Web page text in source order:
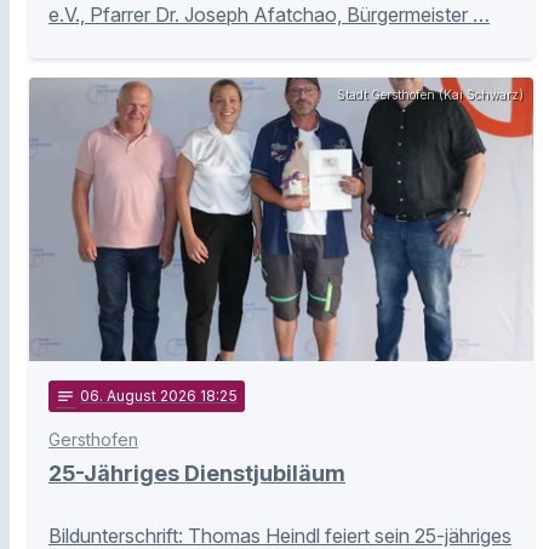
e.V., Pfarrer Dr. Joseph Afatchao, Bürgermeister …
Stadt Gersthofen (Kai Schwarz)
notes 06. August 2026 18:25
Gersthofen
25-Jähriges Dienstjubiläum
Bildunterschrift: Thomas Heindl feiert sein 25-jähriges